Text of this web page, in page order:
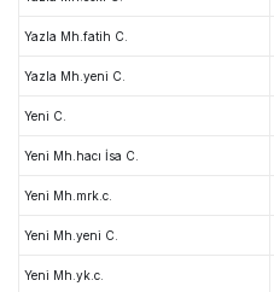
Yazla Mh.fatih C.
Yazla Mh.yeni C.
Yeni C.
Yeni Mh.hacı İsa C.
Yeni Mh.mrk.c.
Yeni Mh.yeni C.
Yeni Mh.yk.c.